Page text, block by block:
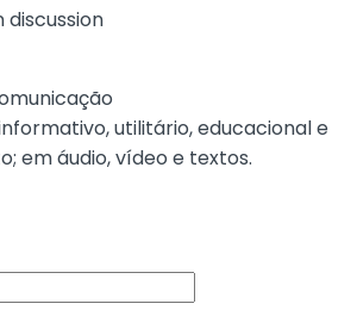
discussion
utilitário, educacional e
em áudio, vídeo e textos.